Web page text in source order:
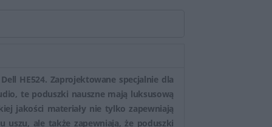
HE524. Zaprojektowane specjalnie dla
te poduszki nauszne mają luksusową
jakości materiały nie tylko zapewniają
uszu, ale także zapewniają, że poduszki